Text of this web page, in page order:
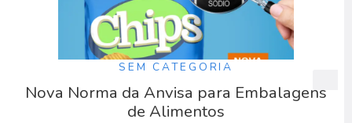
SEM CATEGORIA
Nova Norma da Anvisa para Embalagens
de Alimentos